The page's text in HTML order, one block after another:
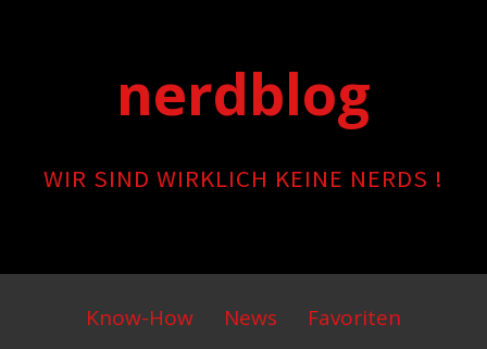
nerdblog
WIR SIND WIRKLICH KEINE NERDS !
Primary
Know-How News Favoriten